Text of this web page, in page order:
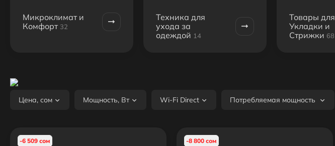
Микроклимат и
Комфорт 32
Техника для
ухода за
одеждой 14
Товары для
Укладки и
Стрижки 68
Цена, сом Мощность, Вт Wi-Fi Direct Потребляемая мощность
-6 509 сом -8 800 сом